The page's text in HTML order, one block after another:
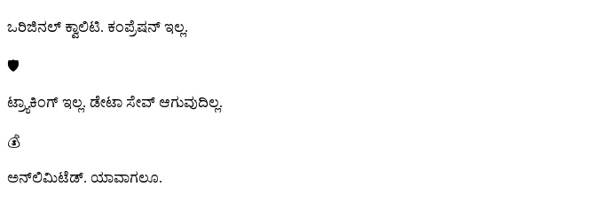
ಒರಿಜಿನಲ್ ಕ್ವಾಲಿಟಿ. ಕಂಪ್ರೆಷನ್ ಇಲ್ಲ.
🛡️
ಟ್ರ್ಯಾಕಿಂಗ್ ಇಲ್ಲ. ಡೇಟಾ ಸೇವ್ ಆಗುವುದಿಲ್ಲ.
💰
ಅನ್‌ಲಿಮಿಟೆಡ್. ಯಾವಾಗಲೂ.